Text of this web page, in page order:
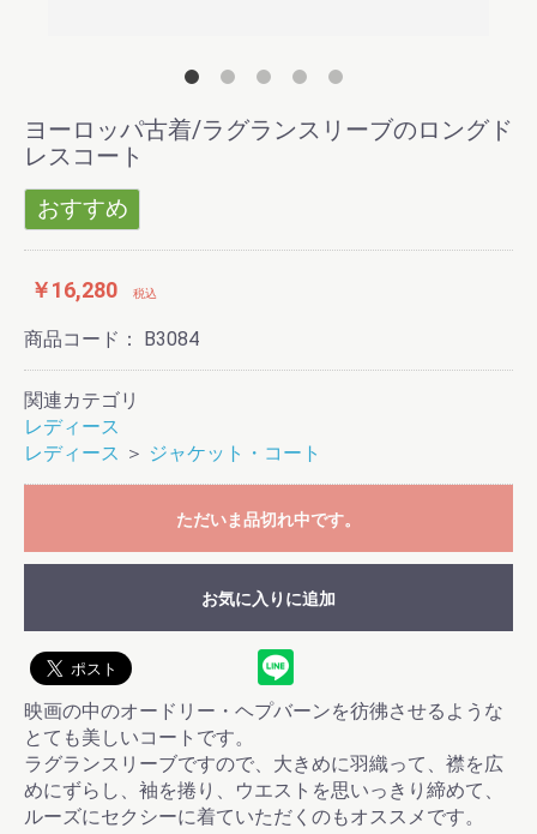
ヨーロッパ古着/ラグランスリーブのロングド
レスコート
おすすめ
￥16,280 税込
商品コード： B3084
関連カテゴリ
レディース
レディース ＞ ジャケット・コート
ただいま品切れ中です。
お気に入りに追加
映画の中のオードリー・ヘプバーンを彷彿させるような
とても美しいコートです。
ラグランスリーブですので、大きめに羽織って、襟を広
めにずらし、袖を捲り、ウエストを思いっきり締めて、
ルーズにセクシーに着ていただくのもオススメです。